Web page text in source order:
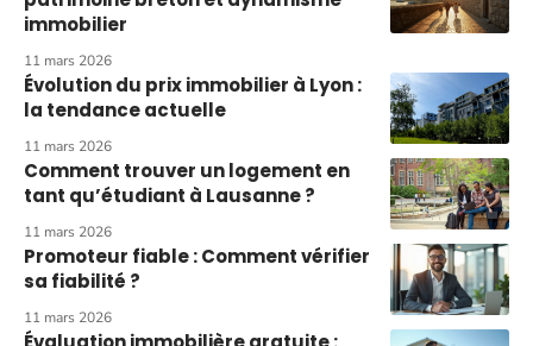
immobilier
11 mars 2026
Évolution du prix immobilier à Lyon :
la tendance actuelle
11 mars 2026
Comment trouver un logement en
tant qu’étudiant à Lausanne ?
11 mars 2026
Promoteur fiable : Comment vérifier
sa fiabilité ?
11 mars 2026